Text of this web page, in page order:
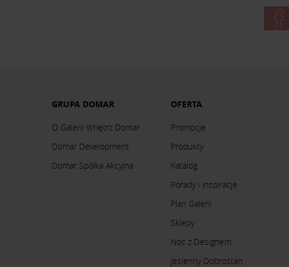
GRUPA DOMAR
O Galerii Wnętrz Domar
Domar Development
Domar Spółka Akcyjna
OFERTA
Promocje
Produkty
Katalog
Porady i inspiracje
Plan Galerii
Sklepy
Noc z Designem
Jesienny Dobrostan